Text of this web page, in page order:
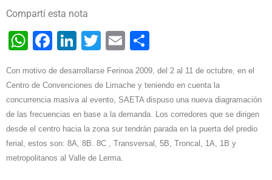
Compartí esta nota
WhatsApp
Facebook
LinkedIn
Twitter
Email
Con motivo de desarrollarse Ferinoa 2009, del 2 al 11 de octubre, en el
Centro de Convenciones de Limache y teniendo en cuenta la
concurrencia masiva al evento, SAETA dispuso una nueva diagramación
de las frecuencias en base a la demanda. Los corredores que se dirigen
desde el centro hacia la zona sur tendrán parada en la puerta del predio
ferial, estos son: 8A, 8B. 8C , Transversal, 5B, Troncal, 1A, 1B y
metropolitanos al Valle de Lerma.